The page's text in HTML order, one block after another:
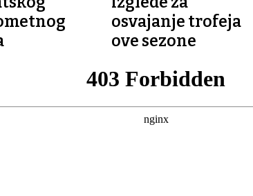
osvajanje trofeja
ove sezone